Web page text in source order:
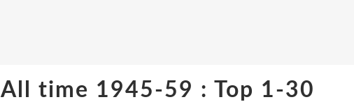
All time 1945-59 : Top 1-30